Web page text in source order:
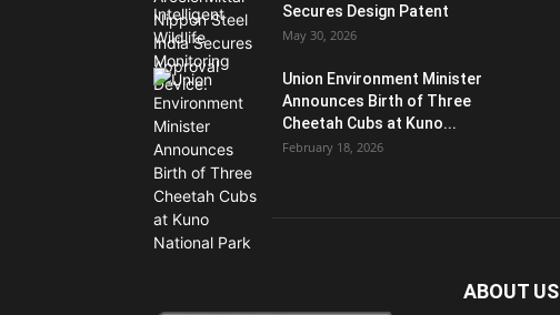
Secures Design Patent
May 30, 2026
Union Environment Minister
Announces Birth of Three
Cheetah Cubs at Kuno...
February 18, 2026
ABOUT US